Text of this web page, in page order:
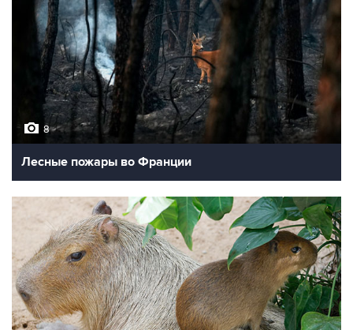
8
Лесные пожары во Франции